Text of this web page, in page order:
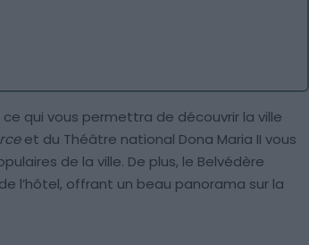
ce qui vous permettra de découvrir la ville
et du Théâtre national Dona Maria II vous
de la ville. De plus, le Belvédère
l’hôtel, offrant un beau panorama sur la